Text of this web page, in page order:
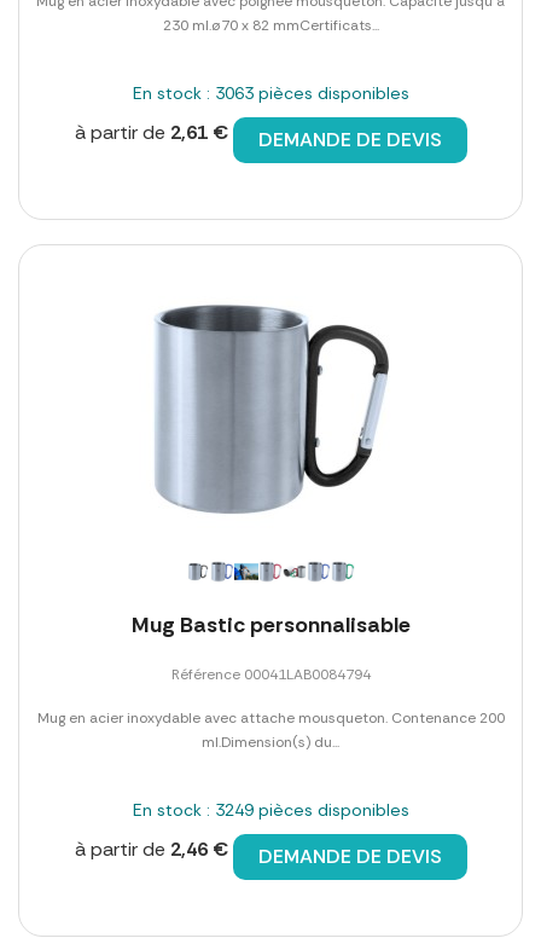
230 ml.ø70 x 82 mmCertificats...
En stock : 3063 pièces disponibles
à partir de 2,61 € DEMANDE DE DEVIS
Mug Bastic personnalisable
Référence 00041LAB0084794
Mug en acier inoxydable avec attache mousqueton. Contenance 200
ml.Dimension(s) du...
En stock : 3249 pièces disponibles
à partir de 2,46 € DEMANDE DE DEVIS